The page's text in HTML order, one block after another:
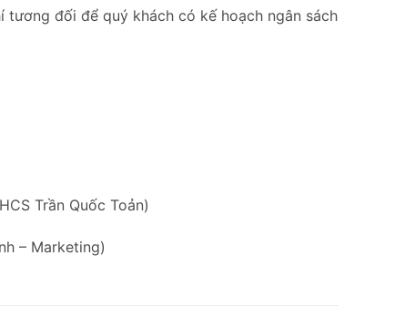
đối để quý khách có kế hoạch ngân sách
Trần Quốc Toản)
– Marketing)